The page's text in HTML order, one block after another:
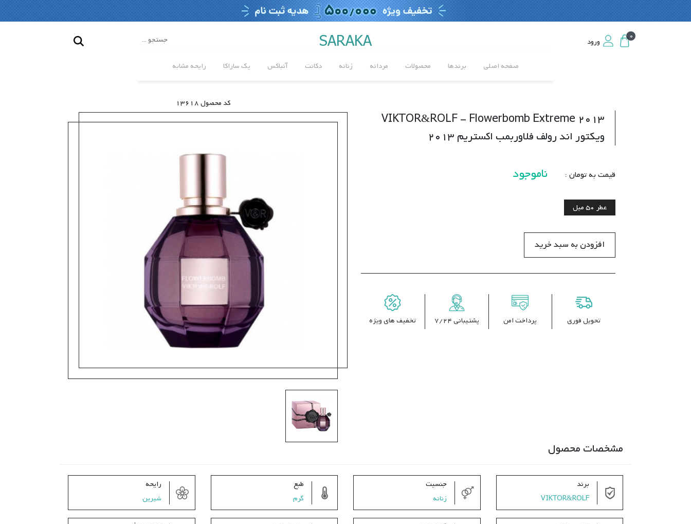
0
ورود SARAKA
صفحه اصلی برندها محصولات مردانه زنانه دکانت آنباکس پک ساراکا رایحه مشابه
کد محصول 13618
VIKTOR&ROLF - Flowerbomb Extreme 2013
ویکتور اند رولف فلاوربمب اکستریم 2013
قیمت به تومان : ناموجود
عطر 50 میل
افزودن به سبد خرید
تحویل فوری پرداخت امن پشتیبانی 7/24 تخفیف های ویژه
مشخصات محصول
برند
VIKTOR&ROLF
جنسیت
زنانه
طبع
گرم
رایحه
شیرین